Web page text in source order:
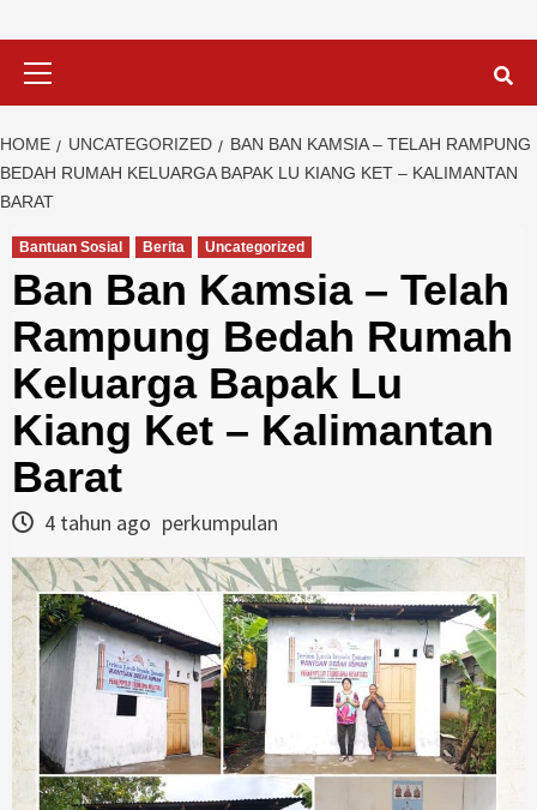
HOME UNCATEGORIZED
BAN BAN KAMSIA – TELAH RAMPUNG
BEDAH RUMAH KELUARGA BAPAK LU KIANG KET – KALIMANTAN
BARAT
Bantuan Sosial Berita Uncategorized
Ban Ban Kamsia – Telah
Rampung Bedah Rumah
Keluarga Bapak Lu
Kiang Ket – Kalimantan
Barat
4 tahun ago perkumpulan